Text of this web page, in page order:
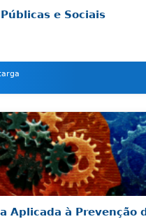
e Sociais
Aplicada à Prevenção